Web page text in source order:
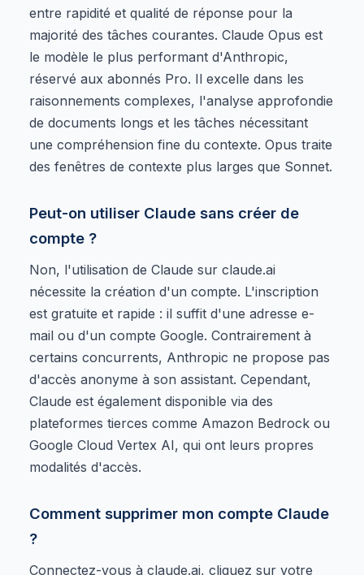
entre rapidité et qualité de réponse pour la
majorité des tâches courantes. Claude Opus est
le modèle le plus performant d'Anthropic,
réservé aux abonnés Pro. Il excelle dans les
raisonnements complexes, l'analyse approfondie
de documents longs et les tâches nécessitant
une compréhension fine du contexte. Opus traite
des fenêtres de contexte plus larges que Sonnet.
Peut-on utiliser Claude sans créer de
compte ?
Non, l'utilisation de Claude sur claude.ai
nécessite la création d'un compte. L'inscription
est gratuite et rapide : il suffit d'une adresse e-
mail ou d'un compte Google. Contrairement à
certains concurrents, Anthropic ne propose pas
d'accès anonyme à son assistant. Cependant,
Claude est également disponible via des
plateformes tierces comme Amazon Bedrock ou
Google Cloud Vertex AI, qui ont leurs propres
modalités d'accès.
Comment supprimer mon compte Claude
?
Connectez-vous à claude.ai, cliquez sur votre